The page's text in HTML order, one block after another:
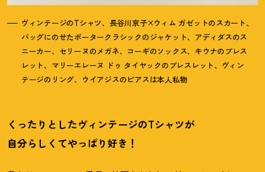
ヴィンテージのTシャツ、長谷川京子×ウィム ガゼットのスカート、
バッグにのせたポータークラシックのジャケット、アディダスのス
ニーカー、セリーヌのメガネ、コーギのソックス、キウナのブレス
レット、マリーエレーヌ ドゥ タイヤックのブレスレット、ヴィン
テージのリング、ウイアジスのピアスは本人私物
くったりとしたヴィンテージのTシャツが
自分らしくてやっぱり好き ！